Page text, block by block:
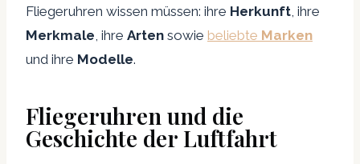
Fliegeruhren wissen müssen: ihre Herkunft, ihre
Merkmale, ihre Arten sowie beliebte Marken
und ihre Modelle.
Fliegeruhren und die
Geschichte der Luftfahrt